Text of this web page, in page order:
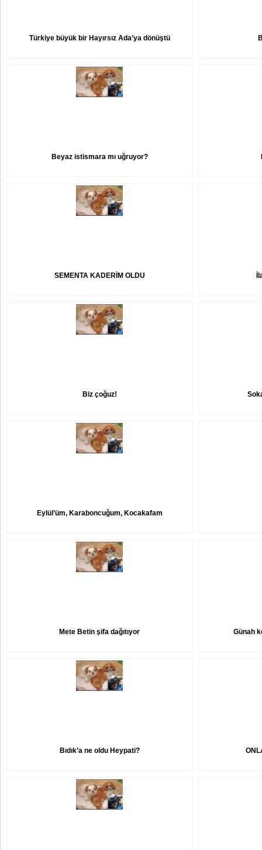
Türkiye büyük bir Hayırsız Ada’ya dönüştü
Beyaz istismara mı uğruyor?
SEMENTA KADERİM OLDU
Biz çoğuz!
Eylül’üm, Karaboncuğum, Kocakafam
Mete Betin şifa dağıtıyor Günah
Bıdık’a ne oldu Heypati?